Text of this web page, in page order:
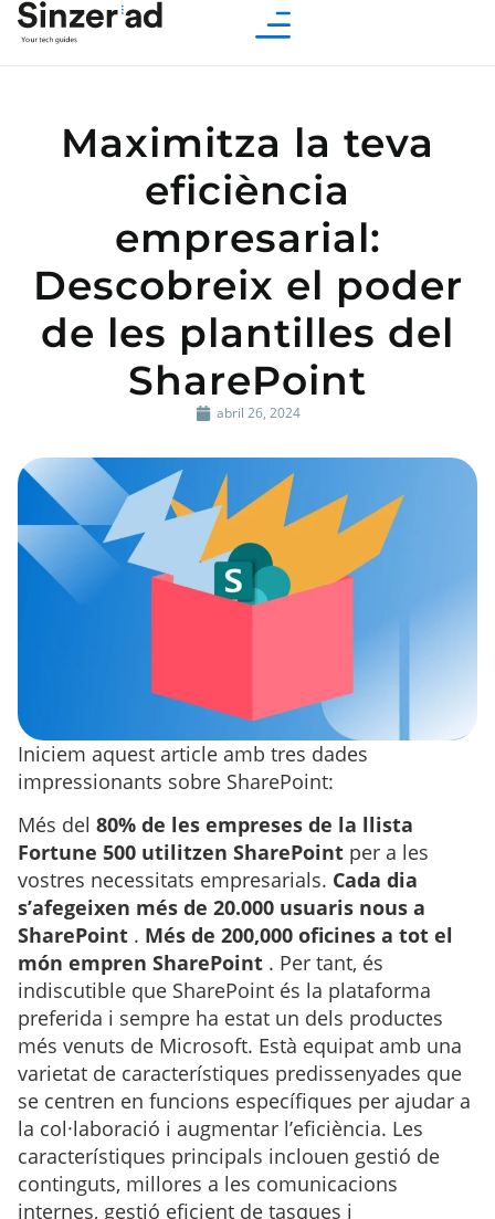
Maximitza la teva
eficiència
empresarial:
Descobreix el poder
de les plantilles del
SharePoint
abril 26, 2024
Iniciem aquest article amb tres dades
impressionants sobre SharePoint:
Més del 80% de les empreses de la llista
Fortune 500 utilitzen SharePoint per a les
vostres necessitats empresarials. Cada dia
s’afegeixen més de 20.000 usuaris nous a
SharePoint . Més de 200,000 oficines a tot el
món empren SharePoint . Per tant, és
indiscutible que SharePoint és la plataforma
preferida i sempre ha estat un dels productes
més venuts de Microsoft. Està equipat amb una
varietat de característiques predissenyades que
se centren en funcions específiques per ajudar a
la col·laboració i augmentar l’eficiència. Les
característiques principals inclouen gestió de
continguts, millores a les comunicacions
internes, gestió eficient de tasques i